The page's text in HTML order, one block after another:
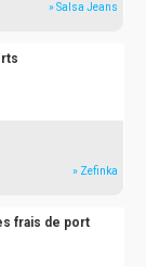
» Salsa Jeans
» Zefinka
frais de port